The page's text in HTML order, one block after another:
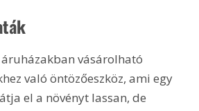
vásárolható
való öntözőeszköz, ami egy
el a növényt lassan, de